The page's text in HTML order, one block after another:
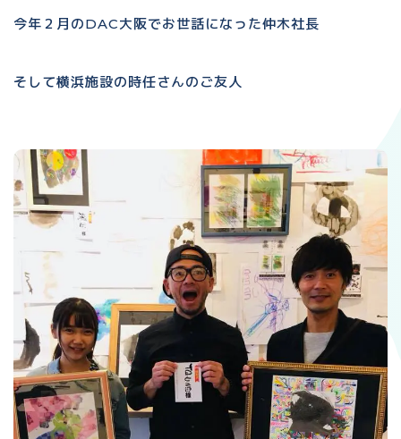
今年２月のDAC大阪でお世話になった仲木社長
そして横浜施設の時任さんのご友人